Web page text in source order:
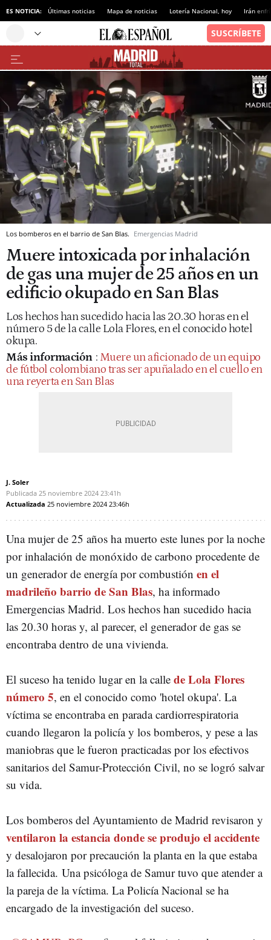
ES NOTICIA: Últimas noticias Mapa de noticias Lotería Nacional, hoy Irán
Los bomberos en el barrio de San Blas. Emergencias Madrid
Muere intoxicada por inhalación
de gas una mujer de 25 años en un
edificio okupado en San Blas
Los hechos han sucedido hacia las 20.30 horas en el
número 5 de la calle Lola Flores, en el conocido hotel
okupa.
Más información : Muere un aficionado de un equipo
de fútbol colombiano tras ser apuñalado en el cuello en
una reyerta en San Blas
J. Soler
Publicada 25 noviembre 2024 23:41h
Actualizada 25 noviembre 2024 23:46h
Una mujer de 25 años ha muerto este lunes por la noche
por inhalación de monóxido de carbono procedente de
un generador de energía por combustión en el
madrileño barrio de San Blas, ha informado
Emergencias Madrid. Los hechos han sucedido hacia
las 20.30 horas y, al parecer, el generador de gas se
encontraba dentro de una vivienda.
El suceso ha tenido lugar en la calle de Lola Flores
número 5, en el conocido como 'hotel okupa'. La
víctima se encontraba en parada cardiorrespiratoria
cuando llegaron la policía y los bomberos, y pese a las
maniobras que le fueron practicadas por los efectivos
sanitarios del Samur-Protección Civil, no se logró salvar
su vida.
Los bomberos del Ayuntamiento de Madrid revisaron y
ventilaron la estancia donde se produjo el accidente
y desalojaron por precaución la planta en la que estaba
la fallecida. Una psicóloga de Samur tuvo que atender a
la pareja de la víctima. La Policía Nacional se ha
encargado de la investigación del suceso.